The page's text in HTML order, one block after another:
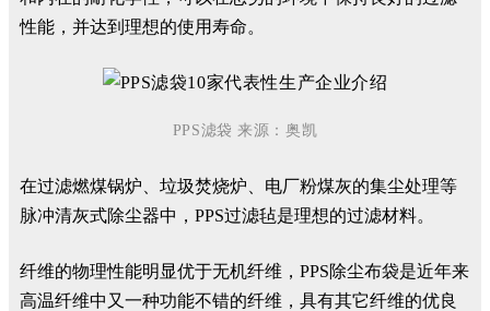
性能，并达到理想的使用寿命。
PP S滤袋 来源：奥凯
在过滤燃煤锅炉、垃圾焚烧炉、电厂粉煤灰的集尘处理等
脉冲清灰式除尘器中，PPS过滤毡是理想的过滤材料。
纤维的物理性能明显优于无机纤维，PPS除尘布袋是近年来
高温纤维中又一种功能不错的纤维，具有其它纤维的优良